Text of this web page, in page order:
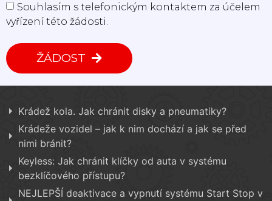
Souhlasím s telefonickým kontaktem za účelem
vyřízení této žádosti.
ŽÁDOST
Krádež kola. Jak chránit disky a pneumatiky?
Krádeže vozidel – jak k nim dochází a jak se před
nimi bránit?
Keyless: Jak chránit klíčky od auta v systému
bezklíčového přístupu?
NEJLEPŠÍ deaktivace a vypnutí systému Start Stop v